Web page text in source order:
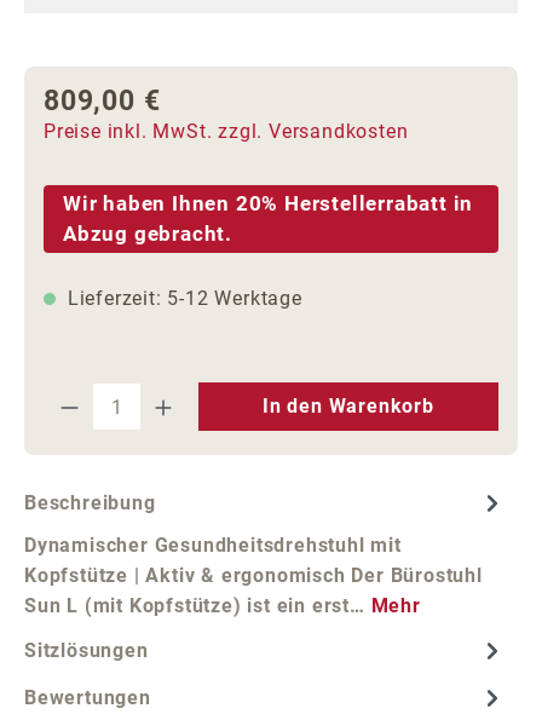
Regulärer Preis:
809,00 €
Preise inkl. MwSt. zzgl. Versandkosten
Wir haben Ihnen 20% Herstellerrabatt in
Abzug gebracht.
Lieferzeit: 5-12 Werktage
Produkt Anzahl: Gib den
In den Warenkorb
Beschreibung
Dynamischer Gesundheitsdrehstuhl mit
Kopfstütze | Aktiv & ergonomisch Der Bürostuhl
Sun L (mit Kopfstütze) ist ein erst… Mehr
Sitzlösungen
Bewertungen